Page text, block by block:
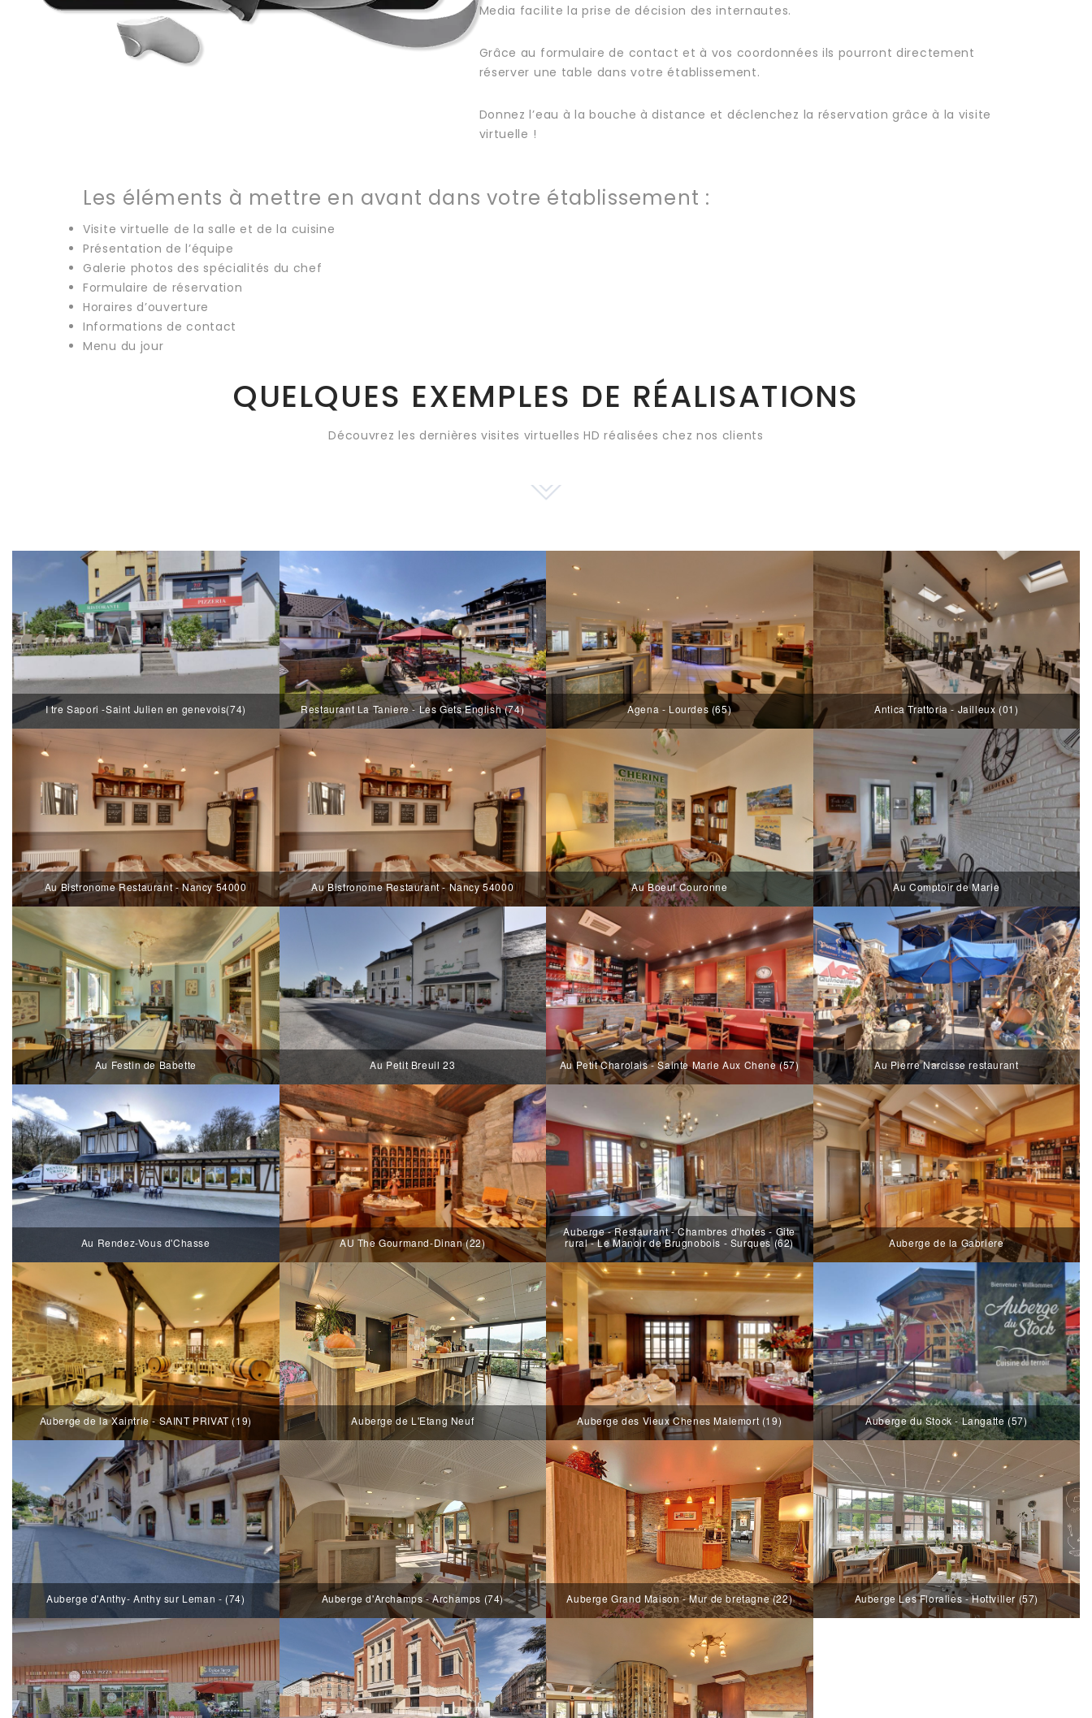
Media facilite la prise de décision des internautes.
Grâce au formulaire de contact et à vos coordonnées ils pourront directement
réserver une table dans votre établissement.
Donnez l’eau à la bouche à distance et déclenchez la réservation grâce à la visite
virtuelle !
Les éléments à mettre en avant dans votre établissement :
Visite virtuelle de la salle et de la cuisine
Présentation de l’équipe
Galerie photos des spécialités du chef
Formulaire de réservation
Horaires d’ouverture
Informations de contact
Menu du jour
QUELQUES EXEMPLES DE RÉALISATIONS
Découvrez les dernières visites virtuelles HD réalisées chez nos clients
I tre Sapori -Saint Julien en genevois(74) Restaurant La Taniere - Les Gets English (74) Agena - Lourdes (65) Antica Trattoria - Jailleux (01)
Au Bistronome Restaurant - Nancy 54000 Au Bistronome Restaurant - Nancy 54000 Au Boeuf Couronne Au Comptoir de Marie
Au Festin de Babette Au Petit Breuil 23 Au Petit Charolais - Sainte Marie Aux Chene (57) Au Pierre Narcisse restaurant
Au Rendez-Vous d'Chasse AU The Gourmand-Dinan (22)
Auberge - Restaurant - Chambres d'hotes - Gite
rural - Le Manoir de Brugnobois - Surques (62)
Auberge de la Gabriere
Auberge de la Xaintrie - SAINT PRIVAT (19) Auberge de L'Etang Neuf Auberge des Vieux Chenes Malemort (19) Auberge du Stock - Langatte (57)
Auberge d'Anthy- Anthy sur Leman - (74) Auberge d'Archamps - Archamps (74) Auberge Grand Maison - Mur de bretagne (22) Auberge Les Floralies - Hottviller (57)